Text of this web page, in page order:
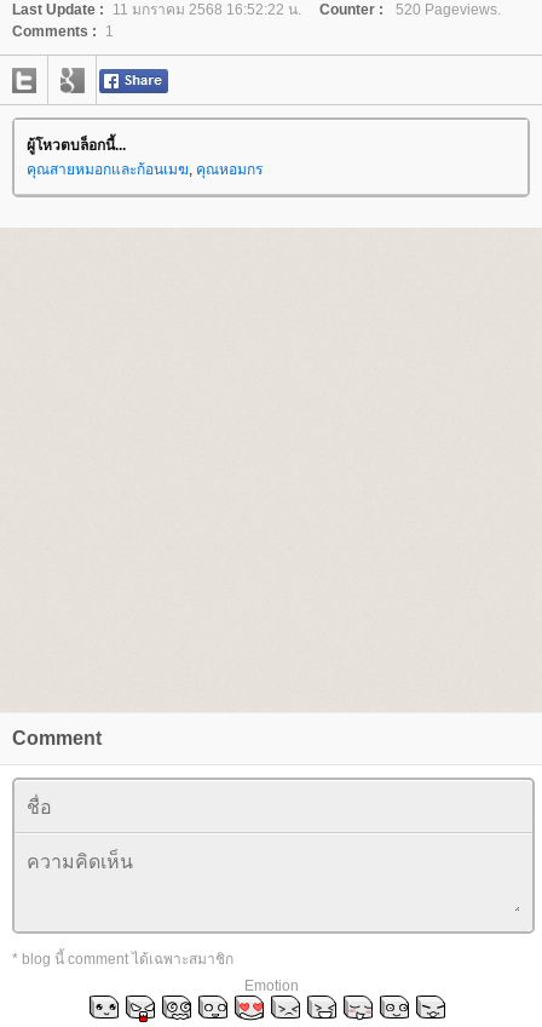
Last Update :
11 มกราคม 2568 16:52:22 น. Counter :
520 Pageviews.
Comments :
1
ผู้โหวตบล็อกนี้...
คุณสายหมอกและก้อนเมฆ, คุณหอมกร
Comment
* blog นี้ comment ได้เฉพาะสมาชิก
Emotion